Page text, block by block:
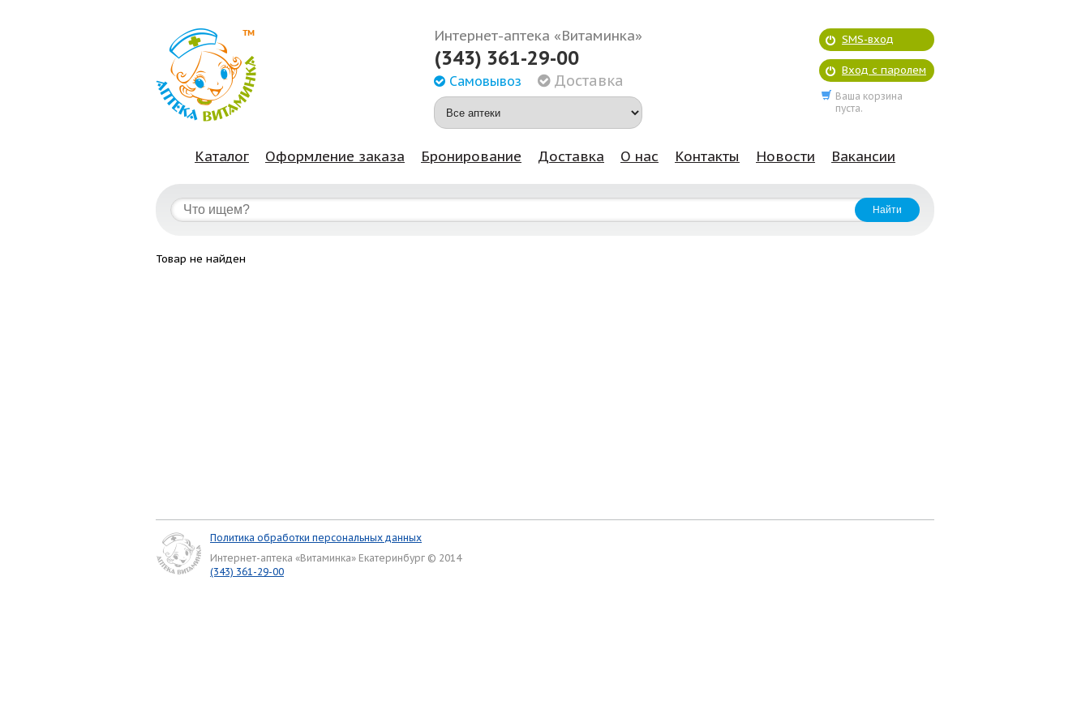
Интернет-аптека «Витаминка»
(343) 361-29-00
Самовывоз Доставка
SMS-вход
Вход с паролем
Ваша корзина
пуста.
Каталог Оформление заказа Бронирование Доставка О нас Контакты Новости Вакансии
Товар не найден
Политика обработки персональных данных
Интернет-аптека «Витаминка» Екатеринбург © 2014
(343) 361-29-00